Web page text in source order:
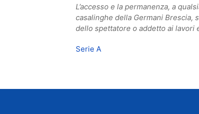
L’accesso e la permanenza, a
casalinghe della Germani Brescia,
dello spettatore o addetto ai lavori
Serie A